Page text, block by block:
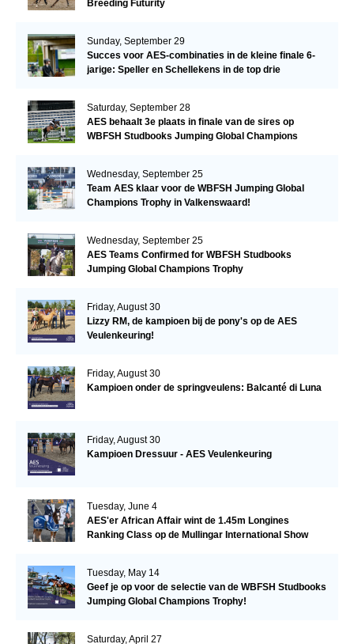
Breeding Futurity
Sunday, September 29
Succes voor AES-combinaties in de kleine finale 6-
jarige: Speller en Schellekens in de top drie
Saturday, September 28
AES behaalt 3e plaats in finale van de sires op
WBFSH Studbooks Jumping Global Champions
Wednesday, September 25
Team AES klaar voor de WBFSH Jumping Global
Champions Trophy in Valkenswaard!
Wednesday, September 25
AES Teams Confirmed for WBFSH Studbooks
Jumping Global Champions Trophy
Friday, August 30
Lizzy RM, de kampioen bij de pony's op de AES
Veulenkeuring!
Friday, August 30
Kampioen onder de springveulens: Balcanté di Luna
Friday, August 30
Kampioen Dressuur - AES Veulenkeuring
Tuesday, June 4
AES'er African Affair wint de 1.45m Longines
Ranking Class op de Mullingar International Show
Tuesday, May 14
Geef je op voor de selectie van de WBFSH Studbooks
Jumping Global Champions Trophy!
Saturday, April 27